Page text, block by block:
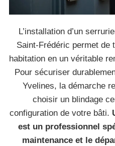
L’installation d’un
Saint-Frédéric permet de
habitation en un véritable
Pour sécuriser
Yvelines, la démarche
choisir un blindage
configuration de votre bâti.
est un professionnel
maintenance et le